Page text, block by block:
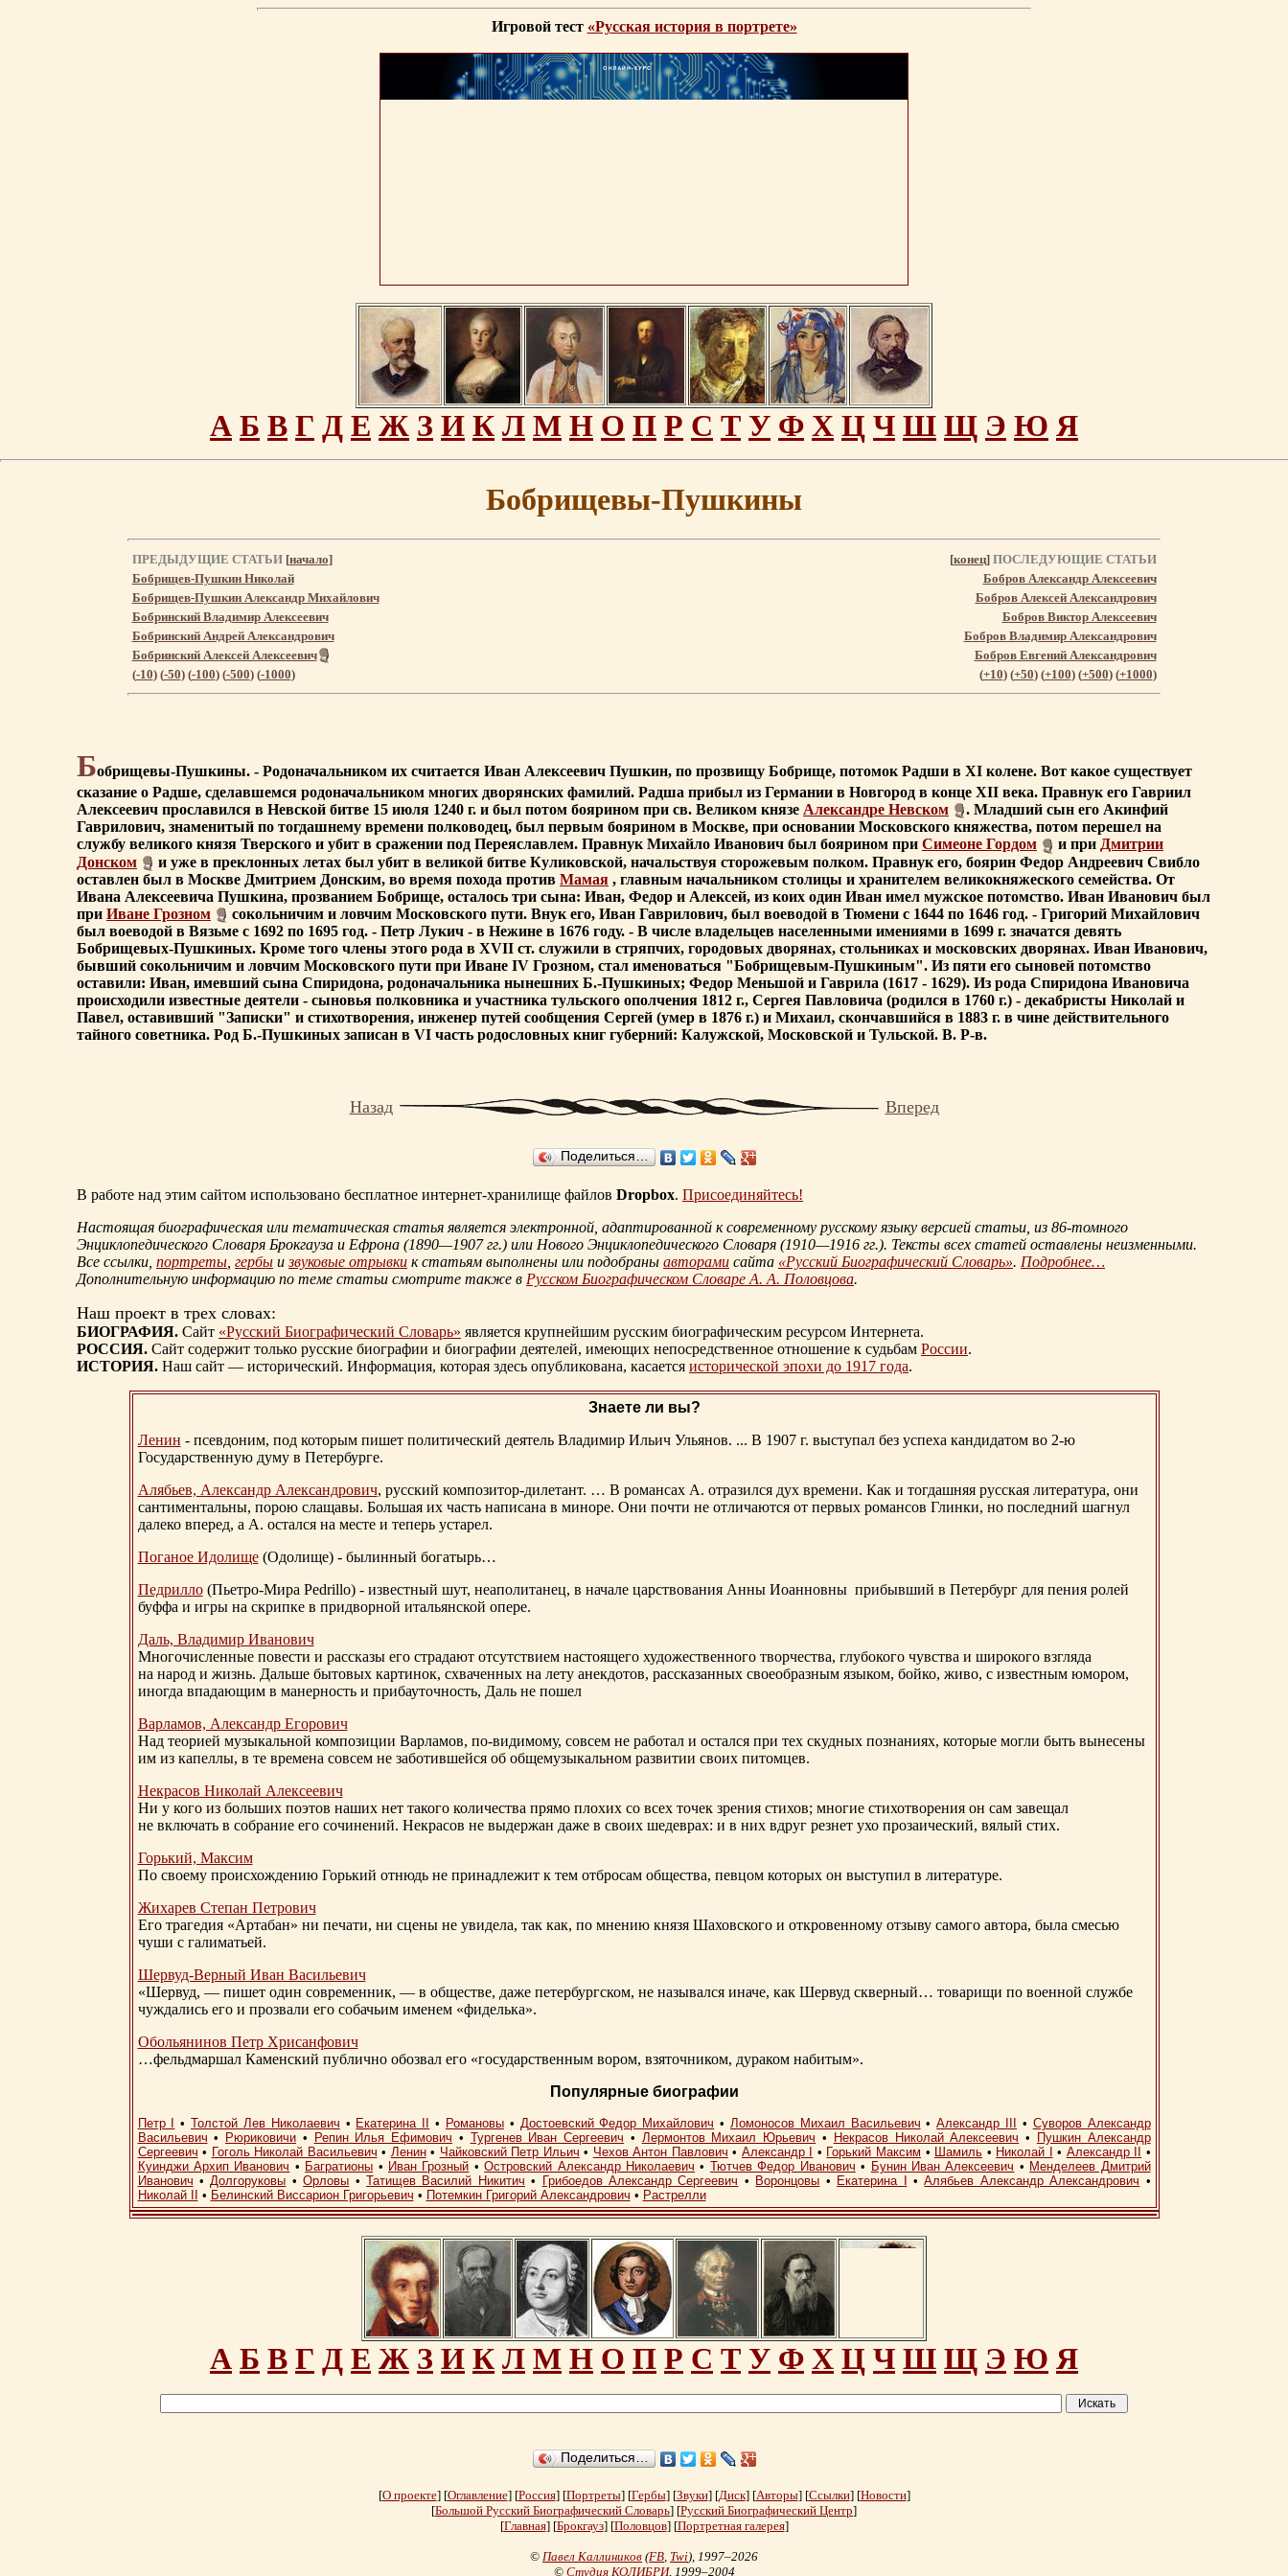
Игровой тест «Русская история в портрете»
А Б В Г Д Е Ж З И К Л М Н О П Р С Т У Ф Х Ц Ч Ш Щ Э Ю Я
Бобрищевы-Пушкины
ПРЕДЫДУЩИЕ СТАТЬИ [начало] [конец]ПОСЛЕДУЮЩИЕ СТАТЬИ
Бобрищев-Пушкин Николай
Бобров Александр Алексеевич
Бобрищев-Пушкин Александр Михайлович
Бобров Алексей Александрович
Бобринский Владимир Алексеевич
Бобров Виктор Алексеевич
Бобринский Андрей Александрович
Бобров Владимир Александрович
Бобринский Алексей Алексеевич
Бобров Евгений Александрович
(-10) (-50) (-100) (-500) (-1000) (+10) (+50) (+100) (+500) (+1000)
Бобрищевы-Пушкины. - Родоначальником их считается Иван Алексеевич Пушкин, по прозвищу Бобрище, потомок Радши в XI колене. Вот какое существует
сказание о Радше, сделавшемся родоначальником многих дворянских фамилий. Радша прибыл из Германии в Новгород в конце XII века. Правнук его Гавриил
Алексеевич прославился в Невской битве 15 июля 1240 г. и был потом боярином при св. Великом князе Александре Невском
. Младший сын его Акинфий
Гаврилович, знаменитый по тогдашнему времени полководец, был первым боярином в Москве, при основании Московского княжества, потом перешел на
службу великого князя Тверского и убит в сражении под Переяславлем. Правнук Михайло Иванович был боярином при Симеоне Гордом и при Дмитрии
Донском
и уже в преклонных летах был убит в великой битве Куликовской, начальствуя сторожевым полком. Правнук его, боярин Федор Андреевич Свибло
оставлен был в Москве Дмитрием Донским, во время похода против Мамая , главным начальником столицы и хранителем великокняжеского семейства. От
Ивана Алексеевича Пушкина, прозванием Бобрище, осталось три сына: Иван, Федор и Алексей, из коих один Иван имел мужское потомство. Иван Иванович был
при Иване Грозном
сокольничим и ловчим Московского пути. Внук его, Иван Гаврилович, был воеводой в Тюмени с 1644 по 1646 год. - Григорий Михайлович
был воеводой в Вязьме с 1692 по 1695 год. - Петр Лукич - в Нежине в 1676 году. - В числе владельцев населенными имениями в 1699 г. значатся девять
Бобрищевых-Пушкиных. Кроме того члены этого рода в XVII ст. служили в стряпчих, городовых дворянах, стольниках и московских дворянах. Иван Иванович,
бывший сокольничим и ловчим Московского пути при Иване IV Грозном, стал именоваться "Бобрищевым-Пушкиным". Из пяти его сыновей потомство
оставили: Иван, имевший сына Спиридона, родоначальника нынешних Б.-Пушкиных; Федор Меньшой и Гаврила (1617 - 1629). Из рода Спиридона Ивановича
происходили известные деятели - сыновья полковника и участника тульского ополчения 1812 г., Сергея Павловича (родился в 1760 г.) - декабристы Николай и
Павел, оставивший "Записки" и стихотворения, инженер путей сообщения Сергей (умер в 1876 г.) и Михаил, скончавшийся в 1883 г. в чине действительного
тайного советника. Род Б.-Пушкиных записан в VI часть родословных книг губерний: Калужской, Московской и Тульской. В. Р-в.
Назад Вперед
Поделиться…
В работе над этим сайтом использовано бесплатное интернет-хранилище файлов Dropbox. Присоединяйтесь!
Настоящая биографическая или тематическая статья является электронной, адаптированной к современному русскому языку версией статьи, из 86-томного
Энциклопедического Словаря Брокгауза и Ефрона (1890—1907 гг.) или Нового Энциклопедического Словаря (1910—1916 гг.). Тексты всех статей оставлены неизменными.
Все ссылки, портреты гербы и звуковые отрывки к статьям выполнены или подобраны авторами сайта «Русский Биографический Словарь». Подробнее…
Дополнительную информацию по теме статьи смотрите также в Русском Биографическом Словаре А. А. Половцова.
Наш проект в трех словах:
БИОГРАФИЯ. Сайт «Русский Биографический Словарь» является крупнейшим русским биографическим ресурсом Интернета.
РОССИЯ. Сайт содержит только русские биографии и биографии деятелей, имеющих непосредственное отношение к судьбам России.
ИСТОРИЯ. Наш сайт — исторический. Информация, которая здесь опубликована, касается исторической эпохи до 1917 года.
Знаете ли вы?
Ленин - псевдоним, под которым пишет политический деятель Владимир Ильич Ульянов. ... В 1907 г. выступал без успеха кандидатом во 2-ю
Государственную думу в Петербурге.
Алябьев, Александр Александрович, русский композитор-дилетант. … В романсах А. отразился дух времени. Как и тогдашняя русская литература, они
сантиментальны, порою слащавы. Большая их часть написана в миноре. Они почти не отличаются от первых романсов Глинки, но последний шагнул
далеко вперед, а А. остался на месте и теперь устарел.
Поганое Идолище(Одолище) - былинный богатырь…
Педрилло(Пьетро-Мира Pedrillo) - известный шут, неаполитанец, в начале царствования Анны Иоанновны прибывший в Петербург для пения ролей
буффа и игры на скрипке в придворной итальянской опере.
Даль, Владимир Иванович
Многочисленные повести и рассказы его страдают отсутствием настоящего художественного творчества, глубокого чувства и широкого взгляда
на народ и жизнь. Дальше бытовых картинок, схваченных на лету анекдотов, рассказанных своеобразным языком, бойко, живо, с известным юмором,
иногда впадающим в манерность и прибауточность, Даль не пошел
Варламов, Александр Егорович
Над теорией музыкальной композиции Варламов, по-видимому, совсем не работал и остался при тех скудных познаниях, которые могли быть вынесены
им из капеллы, в те времена совсем не заботившейся об общемузыкальном развитии своих питомцев.
Некрасов Николай Алексеевич
Ни у кого из больших поэтов наших нет такого количества прямо плохих со всех точек зрения стихов; многие стихотворения он сам завещал
не включать в собрание его сочинений. Некрасов не выдержан даже в своих шедеврах: и в них вдруг резнет ухо прозаический, вялый стих.
Горький, Максим
По своему происхождению Горький отнюдь не принадлежит к тем отбросам общества, певцом которых он выступил в литературе.
Жихарев Степан Петрович
Его трагедия «Артабан» ни печати, ни сцены не увидела, так как, по мнению князя Шаховского и откровенному отзыву самого автора, была смесью
чуши с галиматьей.
Шервуд-Верный Иван Васильевич
«Шервуд, — пишет один современник, — в обществе, даже петербургском, не назывался иначе, как Шервуд скверный… товарищи по военной службе
чуждались его и прозвали его собачьим именем «фиделька».
Обольянинов Петр Хрисанфович
…фельдмаршал Каменский публично обозвал его «государственным вором, взяточником, дураком набитым».
Популярные биографии
Петр I •Толстой Лев Николаевич • Екатерина II • Романовы• Достоевский Федор Михайлович • Ломоносов Михаил Васильевич •Александр III • Суворов Александр
Васильевич • Рюриковичи • Репин Илья Ефимович • Тургенев Иван Сергеевич • Лермонтов Михаил Юрьевич • Некрасов Николай Алексеевич • Пушкин Александр
Сергеевич • Гоголь Николай Васильевич • Ленин• Чайковский Петр Ильич • Чехов Антон Павлович • Александр I • Горький Максим • Шамиль • Николай I • Александр II •
Куинджи Архип Иванович • Багратионы • Иван Грозный •Островский Александр Николаевич • Тютчев Федор Иванович • Бунин Иван Алексеевич • Менделеев Дмитрий
Иванович • Долгоруковы •Орловы • Татищев Василий Никитич • Грибоедов Александр Сергеевич • Воронцовы • Екатерина I •Алябьев Александр Александрович •
Николай II • Белинский Виссарион Григорьевич • Потемкин Григорий Александрович • Растрелли
А Б В Г Д Е Ж З И К Л М Н О П Р С Т У Ф Х Ц Ч Ш Щ Э Ю Я
Поделиться…
[О проекте] [Оглавление] [Россия] [Портреты] [Гербы] [Звуки] [Диск] [Авторы] [Ссылки] [Новости]
[Большой Русский Биографический Словарь] [Русский Биографический Центр]
[Главная] [Брокгауз] [Половцов] [Портретная галерея]
© Павел Каллиников (FB Twi) , 1997–2026
© Студия КОЛИБРИ, 1999–2004